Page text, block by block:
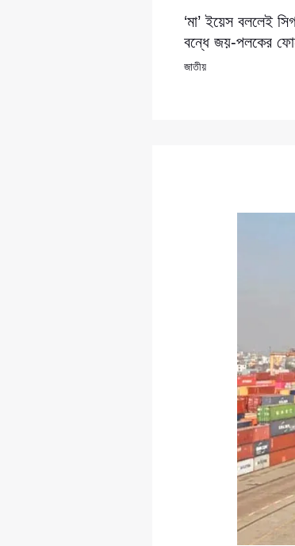
‘মা’ ইয়েস বললেই
বন্ধে জয়-পলকের
জাতীয়